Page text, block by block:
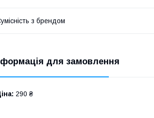
з брендом
для замовлення
290 ₴